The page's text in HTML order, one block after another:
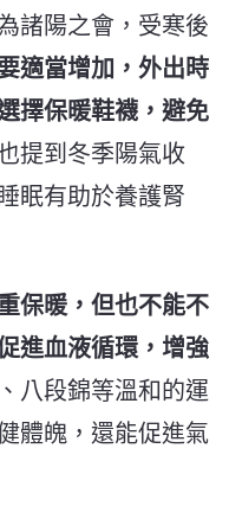
諸陽之會，受寒後
適當增加，外出時
擇保暖鞋襪，避免
提到冬季陽氣收
眠有助於養護腎
保暖，但也不能不
進血液循環，增強
八段錦等溫和的運
體魄，還能促進氣